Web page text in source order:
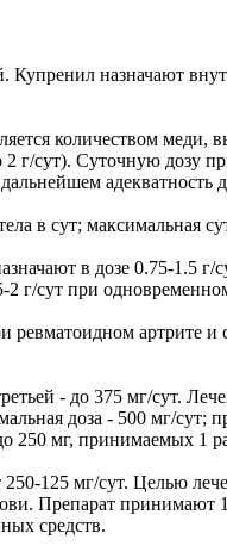
назначают
количеством
г/сут). Суточную дозу
в сут; максимальная
в дозе 0.75-1.5 г/
г/сут при
ревматоидном артрите
- до 375 мг/сут.
доза - 500 мг/сут;
250 мг, принимаемых 1
125 мг/сут. Целью
Препарат принимают 1
средств.